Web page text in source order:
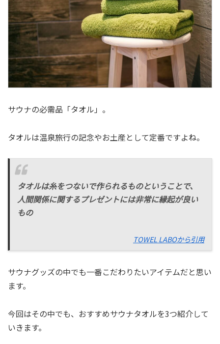
サウナの必需品「タオル」。
タオルは温泉旅行の記念やお土産として定番ですよね。
タオルは糸をつないで作られるものということで、
人間関係に関するプレゼントには非常に縁起が良い
もの
TOWEL LABOから引用
サウナグッズの中でも一番こだわりたいアイテムだと思い
ます。
今回はその中でも、おすすめサウナタオルを3つ紹介して
いきます。